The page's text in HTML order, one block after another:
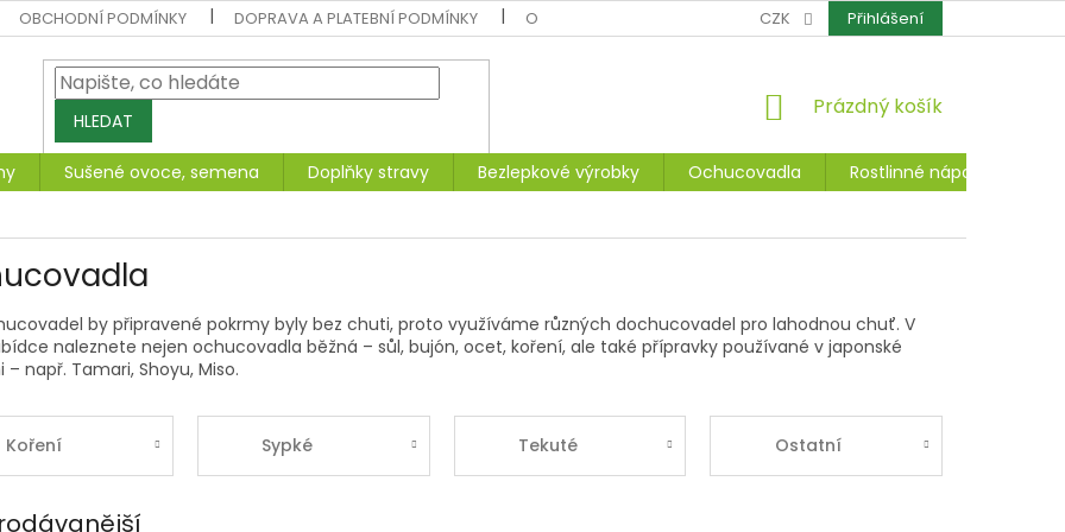
OBCHODNÍ PODMÍNKY DOPRAVA A PLATEBNÍ PODMÍNKY OCHRANA OSOBNÍCH ÚDAJŮ CERTIFIKÁTY
CZK Přihlášení
HLEDAT
NÁKUPNÍ
Prázdný košík
Sušené ovoce, semena Doplňky stravy Bezlepkové výrobky Ochucovadla
Rostlinné nápoje, dezerty
by připravené pokrmy byly bez chuti, proto využíváme různých dochucovadel pro lahodnou chuť. V
naleznete nejen ochucovadla běžná – sůl, bujón, ocet, koření, ale také přípravky používané v japonské
– např. Tamari, Shoyu, Miso.
Koření Sypké Tekuté Ostatní